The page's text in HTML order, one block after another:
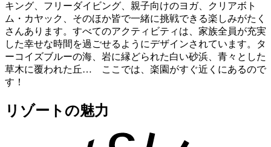
キング、フリーダイビング、親子向けのヨガ、クリアボト
ム・カヤック、そのほか皆で一緒に挑戦できる楽しみがたく
さんあります。すべてのアクティビティは、家族全員が充実
した幸せな時間を過ごせるようにデザインされています。タ
ーコイズブルーの海、岩に縁どられた白い砂浜、青々とした
草木に覆われた丘… ここでは、楽園がすぐ近くにあるので
す！
リゾートの魅力